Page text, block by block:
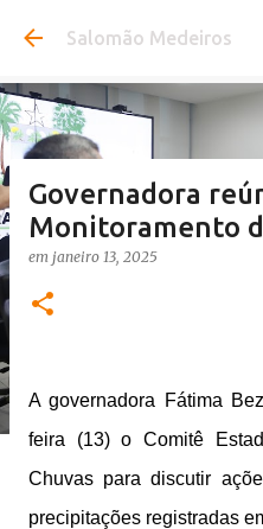
Pular para o
Salomão Medeiros
Governadora
Monitoramento
em janeiro 13, 2025
A governadora Fátima
feira (13) o Comitê
Chuvas para discutir
precipitações registradas